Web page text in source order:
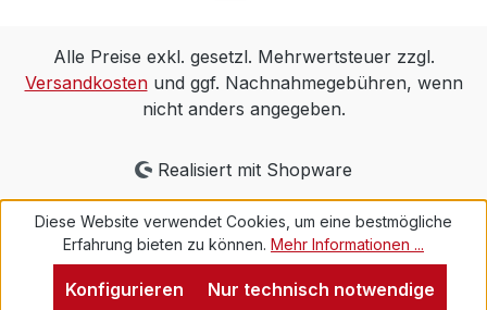
Alle Preise exkl. gesetzl. Mehrwertsteuer zzgl.
Versandkostenund ggf. Nachnahmegebühren, wenn
nicht anders angegeben.
Realisiert mit Shopware
Diese Website verwendet Cookies, um eine bestmögliche
Erfahrung bieten zu können. Mehr Informationen ...
Nur technisch notwendige
Konfigurieren